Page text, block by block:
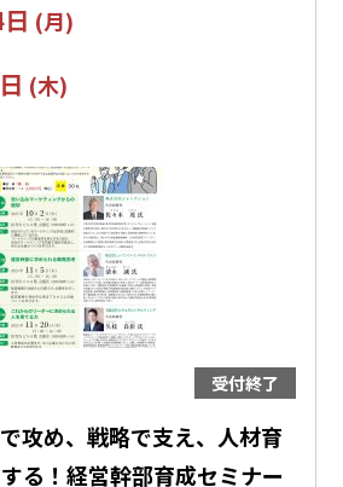
(月)
(木)
受付終了
攻め、戦略で支え、人材育
る！経営幹部育成セミナー